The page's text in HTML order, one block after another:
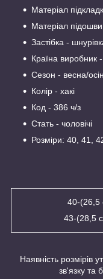
Матеріал
Матеріал
Застібка -
Країна виробник
Сезон - весна/
Колір - хакі
Код - 386 ч/з
Стать - чоловічі
Розміри: 40, 41,
40-(26,5
43-(28,5
Наявність
зв'язку та